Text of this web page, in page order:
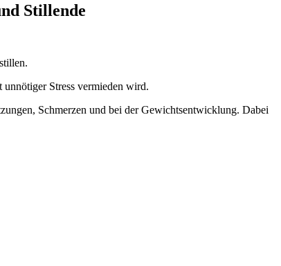
Stillende
Stress vermieden wird.
Schmerzen und bei der Gewichtsentwicklung. Dabei